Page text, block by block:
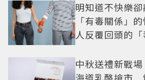
明知道不快樂
「有毒關係」
人反覆回頭的
中秋送禮新戰